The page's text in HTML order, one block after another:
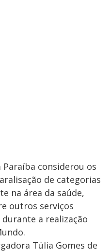
considerou os
de categorias
na área da saúde,
outros serviços
a realização
Túlia Gomes de